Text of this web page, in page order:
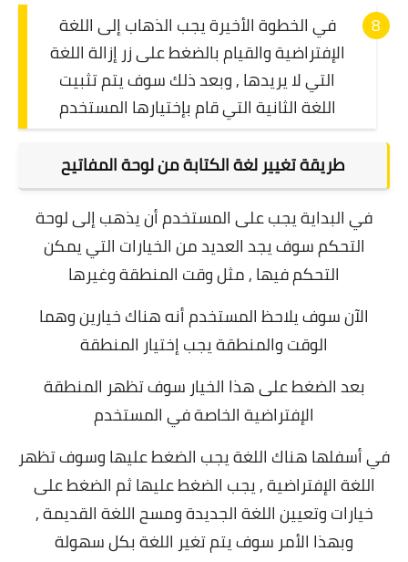
في الخطوة الأخيرة يجب الذهاب إلى اللغة
الإفتراضية والقيام بالضغط على زر إزالة اللغة
التي لا يريدها , وبعد ذلك سوف يتم تثبيت
اللغة الثانية التي قام بإختيارها المستخدم
طريقة تغيير لغة الكتابة من لوحة المفاتيح
في البداية يجب على المستخدم أن يذهب إلى لوحة
التحكم سوف يجد العديد من الخيارات التي يمكن
التحكم فيها , مثل وقت المنطقة وغيرها
الآن سوف يلاحظ المستخدم أنه هناك خيارين وهما
الوقت والمنطقة يجب إختيار المنطقة
بعد الضغط على هذا الخيار سوف تظهر المنطقة
الإفتراضية الخاصة في المستخدم
في أسفلها هناك اللغة يجب الضغط عليها وسوف تظهر
اللغة الإفتراضية , يجب الضغط عليها ثم الضغط على
خيارات وتعيين اللغة الجديدة ومسح اللغة القديمة ,
وبهذا الأمر سوف يتم تغير اللغة بكل سهولة